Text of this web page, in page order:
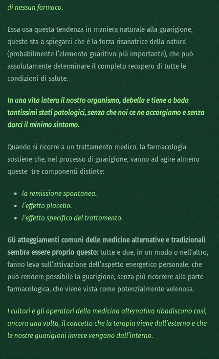
di nessun farmaco.
Essa usa questa tendenza in maniera naturale alla guarigione,
questo sta a spiegarci che è la forza risanatrice della natura
(probabilmente l’elemento guaritivo più importante), che può
assolutamente determinare il completo recupero di tutte le
condizioni di salute.
In una vita intera il nostro organismo, debella e tiene a bada
tantissimi stati patologici, senza che noi ce ne accorgiamo e senza
darci il minimo sintomo.
Quando si ricorre a un trattamento medico, la farmacologia
sostiene che, nel processo di guarigione, vanno ad agire almeno
queste tre componenti distinte:
la remissione spontanea.
l’effetto placebo.
l’effetto specifico del trattamento.
Gli atteggiamenti comuni delle medicine alternative e tradizionali
sembra essere proprio questo: tutte e due, in un modo o nell’altro,
fanno leva sull’attivazione dell’aspetto energetico personale, che
può rendere possibile la guarigione, senza più ricorrere alla parte
farmacologica, che viene vista come potenzialmente velenosa.
I cultori e gli operatori della medicina alternativa ribadiscono così,
ancora una volta, il concetto che la terapia viene dall’esterno e che
le nostre guarigioni invece vengano dall’interno.